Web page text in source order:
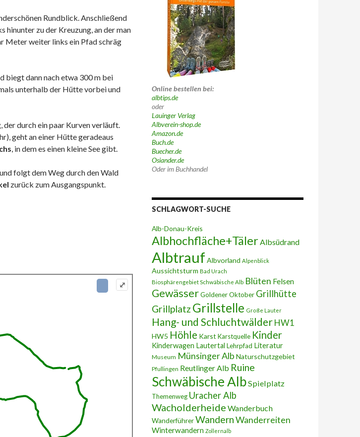
Rundblick. Anschließend
hinunter zu der Kreuzung, an der man
Meter weiter links ein Pfad schräg
biegt dann nach etwa 300 m bei
unterhalb der Hütte vorbei und
durch ein paar Kurven verläuft.
geht an einer Hütte geradeaus
, in dem es einen kleine See gibt.
folgt dem Weg durch den Wald
zurück zum Ausgangspunkt.
⤢
Online bestellen bei:
albtips.de
oder
Lauinger Verlag
Albverein-shop.de
Amazon.de
Buch.de
Buecher.de
Osiander.de
Oder im Buchhandel
SCHLAGWORT-SUCHE
Alb-Donau-Kreis
Albhochfläche+TälerAlbsüdrand
Albtrauf Albvorland Alpenblick
Aussichtsturm Bad Urach
Biosphärengebiet Schwäbische Alb Blüten Felsen
GewässerGoldener Oktober Grillhütte
Grillplatz Grillstelle Große Lauter
Hang- und SchluchtwälderHW1
HW5 Höhle Karst Karstquelle Kinder
Kinderwagen Lautertal Lehrpfad Literatur
Museum Münsinger Alb Naturschutzgebiet
Pfullingen Reutlinger Alb Ruine
Schwäbische AlbSpielplatz
Themenweg Uracher Alb
Wacholderheide Wanderbuch
WanderführerWandernWanderreiten
Winterwandern Zollernalb